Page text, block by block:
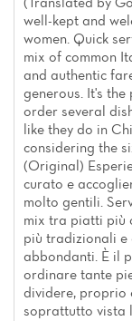
well-kept and
women. Quick
mix of common
and authentic
generous. It's
order several
like they do in
considering the
(Original)
curato e
molto gentili.
mix tra piatti più
più tradizionali e
abbondanti. È il
ordinare tante
dividere, proprio
soprattutto vista